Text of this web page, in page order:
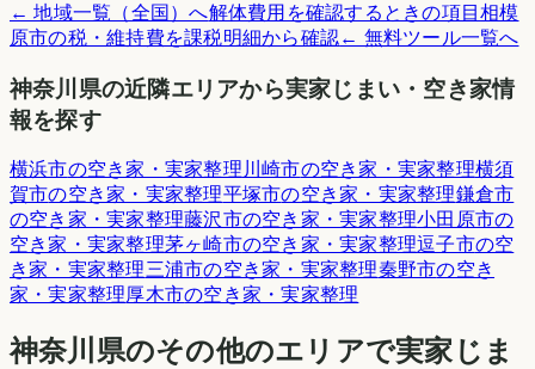
← 地域一覧（全国）へ解体費用を確認するときの項目相模
原市の税・維持費を課税明細から確認← 無料ツール一覧へ
神奈川県の近隣エリアから実家じまい・空き家情
報を探す
横浜市の空き家・実家整理川崎市の空き家・実家整理横須
賀市の空き家・実家整理平塚市の空き家・実家整理鎌倉市
の空き家・実家整理藤沢市の空き家・実家整理小田原市の
空き家・実家整理茅ヶ崎市の空き家・実家整理逗子市の空
き家・実家整理三浦市の空き家・実家整理秦野市の空き
家・実家整理厚木市の空き家・実家整理
神奈川県のその他のエリアで実家じま